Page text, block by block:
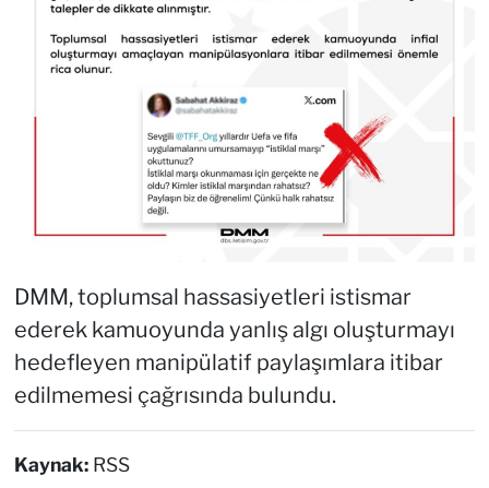
DMM, toplumsal hassasiyetleri istismar
ederek kamuoyunda yanlış algı oluşturmayı
hedefleyen manipülatif paylaşımlara itibar
edilmemesi çağrısında bulundu.
Kaynak: RSS